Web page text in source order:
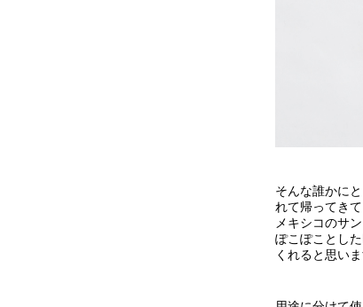
そんな誰かに
れて帰ってきて
メキシコのサ
ぽこぽことし
くれると思いま